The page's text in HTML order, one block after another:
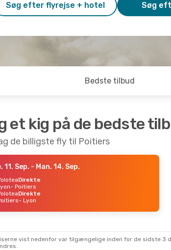
Søg efter flyrejse + hotel Søg
Bedste tilbud
et kig på de bedste
de billigste fly til Poitiers
11. Sep. - Man. 14. Sep.
Direkte
- Poitiers
Direkte
- Lyon
vist nedenfor var tilgængelige inden for de sidste 3